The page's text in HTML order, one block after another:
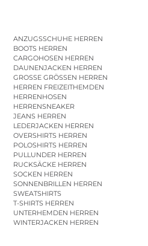
ANZUGSSCHUHE HERREN
BOOTS HERREN
CARGOHOSEN HERREN
DAUNENJACKEN HERREN
GROSSE GRÖSSEN HERREN
HERREN FREIZEITHEMDEN
HERRENHOSEN
HERRENSNEAKER
JEANS HERREN
LEDERJACKEN HERREN
OVERSHIRTS HERREN
POLOSHIRTS HERREN
PULLUNDER HERREN
RUCKSÄCKE HERREN
SOCKEN HERREN
SONNENBRILLEN HERREN
SWEATSHIRTS
T-SHIRTS HERREN
UNTERHEMDEN HERREN
WINTERJACKEN HERREN